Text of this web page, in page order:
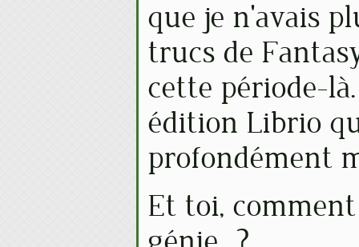
que je n'avais
trucs de
cette période-
édition Librio
profondément
Et toi,